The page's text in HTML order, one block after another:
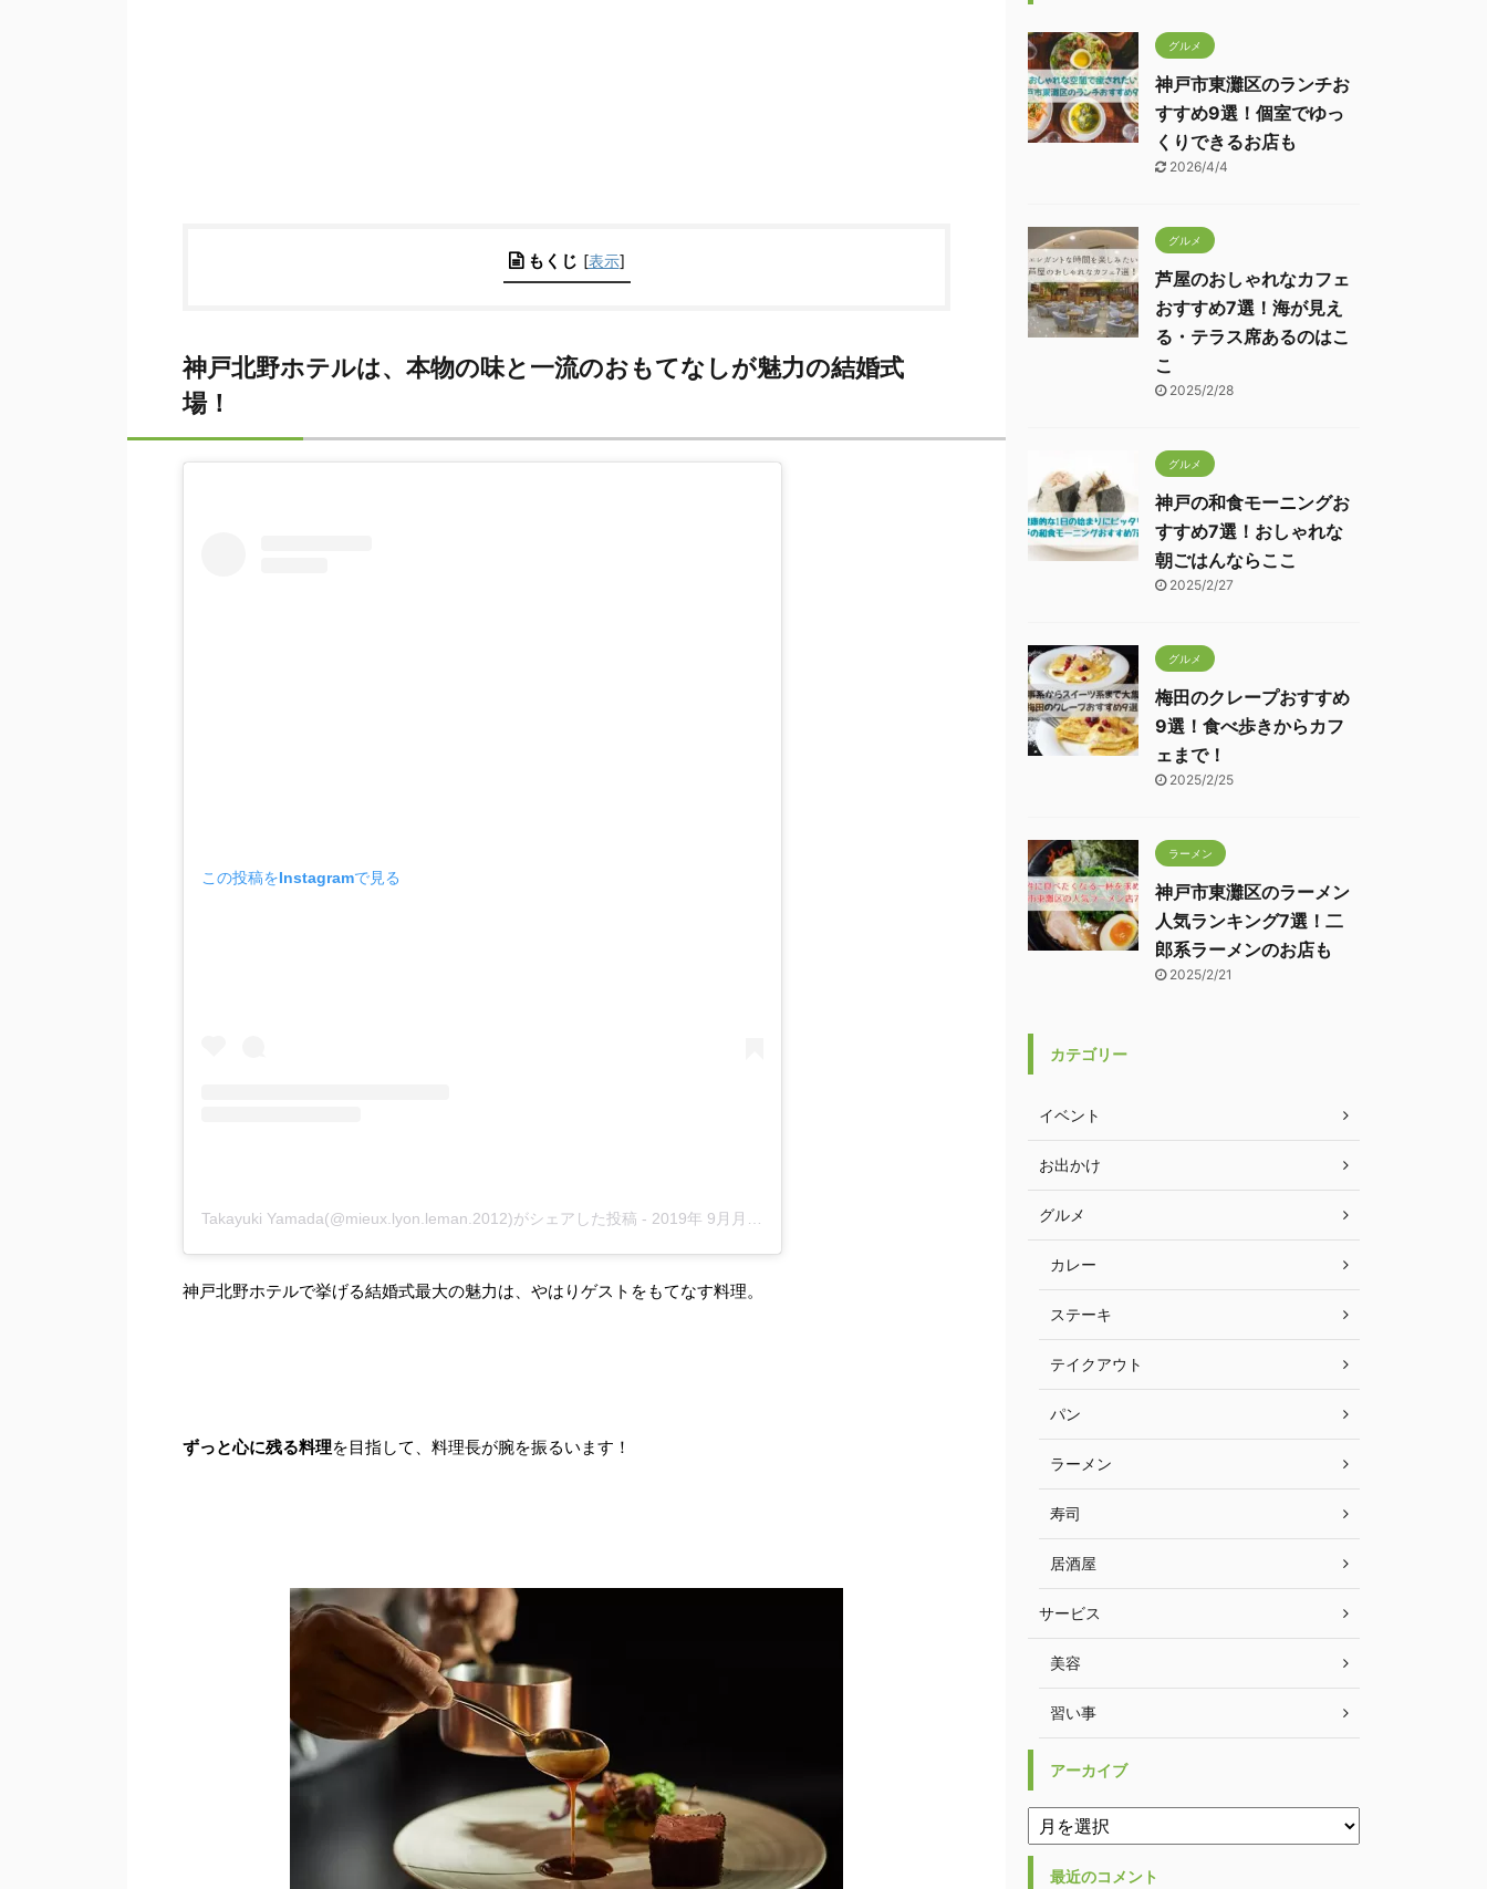
もくじ [表示]
神戸北野ホテルは、本物の味と一流のおもてなしが魅力の結婚式
場！
この投稿をInstagramで見る
Takayuki Yamada(@mieux.lyon.leman.2012)がシェアした投稿 - 2019年 9月月20日午後4時43分PDT
神戸北野ホテルで挙げる結婚式最大の魅力は、やはりゲストをもてなす料理。
ずっと心に残る料理を目指して、料理長が腕を振るいます！
グルメ
神戸市東灘区のランチお
すすめ9選！個室でゆっ
くりできるお店も
2026/4/4
グルメ
芦屋のおしゃれなカフェ
おすすめ7選！海が見え
る・テラス席あるのはこ
こ
2025/2/28
グルメ
神戸の和食モーニングお
すすめ7選！おしゃれな
朝ごはんならここ
2025/2/27
グルメ
梅田のクレープおすすめ
9選！食べ歩きからカフ
ェまで！
2025/2/25
ラーメン
神戸市東灘区のラーメン
人気ランキング7選！二
郎系ラーメンのお店も
2025/2/21
カテゴリー
イベント
お出かけ
グルメ
カレー
ステーキ
テイクアウト
パン
ラーメン
寿司
居酒屋
サービス
美容
習い事
アーカイブ
最近のコメント